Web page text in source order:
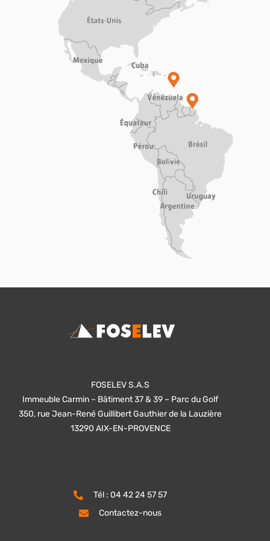
FOSELEV S.A.S
Immeuble Carmin – Bâtiment 37 & 39 – Parc du Golf
350, rue Jean-René Guillibert Gauthier de la Lauzière
13290 AIX-EN-PROVENCE
Tél : 04 42 24 57 57
Contactez-nous